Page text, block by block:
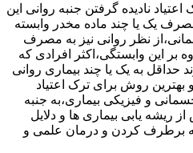
نادیده گرفتن جنبه روانی این
یک یا چند ماده مخدر وابسته
نظر روانی نیز به مصرف
بر این وابستگی،اکثر افرادی که
حداقل به یک یا چند بیماری روانی
روش برای ترک اعتیاد
و فیزیکی بیماری،به جنبه
ریشه یابی بیماری ها و دلایل
برطرف کردن و درمان علمی و